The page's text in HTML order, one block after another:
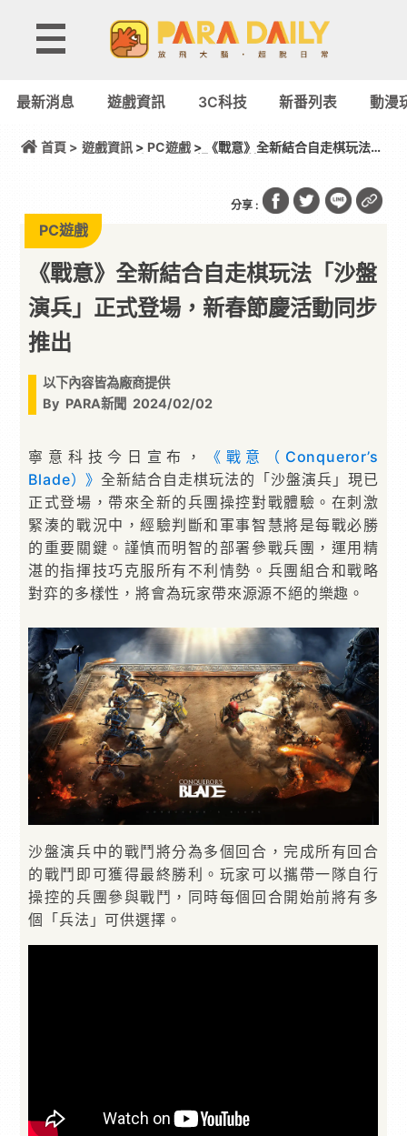
最新消息 遊戲資訊 3C科技 新番列表 動漫
首頁 > 遊戲資訊> PC遊戲> 《戰意》全新結合自走棋玩法
分享 :
PC遊戲
《戰意》全新結合自走棋玩法「沙盤
演兵」正式登場，新春節慶活動同步
推出
以下內容皆為廠商提供
By PARA新聞 2024/02/02
寧意科技今日宣布，
《戰意（Conqueror’s
Blade）》全新結合自走棋玩法的「沙盤演兵」現已
正式登場，帶來全新的兵團操控對戰體驗。在刺激
緊湊的戰況中，經驗判斷和軍事智慧將是每戰必勝
的重要關鍵。謹慎而明智的部署參戰兵團，運用精
湛的指揮技巧克服所有不利情勢。兵團組合和戰略
對弈的多樣性，將會為玩家帶來源源不絕的樂趣。
沙盤演兵中的戰鬥將分為多個回合，完成所有回合
的戰鬥即可獲得最終勝利。玩家可以攜帶一隊自行
操控的兵團參與戰鬥，同時每個回合開始前將有多
個「兵法」可供選擇。